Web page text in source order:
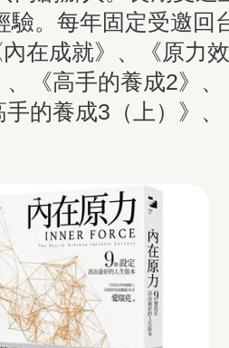
。每年固定受邀回
在成就》、《原力
《高手的養成2》
的養成3（上）》